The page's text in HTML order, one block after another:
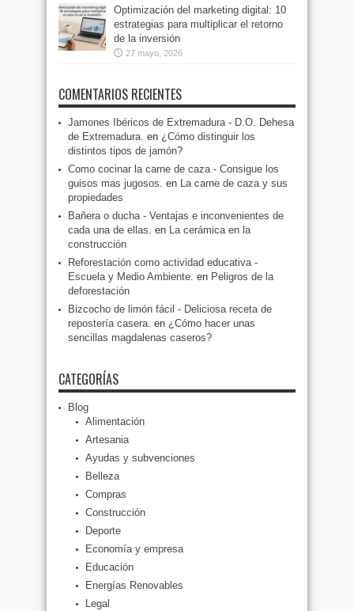
Optimización del marketing digital: 10
estrategias para multiplicar el retorno
de la inversión
27 mayo, 2026
COMENTARIOS RECIENTES
Jamones Ibéricos de Extremadura - D.O. Dehesa
de Extremadura. en ¿Cómo distinguir los
distintos tipos de jamón?
Como cocinar la carne de caza - Consigue los
guisos mas jugosos. en La carne de caza y sus
propiedades
Bañera o ducha - Ventajas e inconvenientes de
cada una de ellas. en La cerámica en la
construcción
Reforestación como actividad educativa -
Escuela y Medio Ambiente. en Peligros de la
deforestación
Bizcocho de limón fácil - Deliciosa receta de
repostería casera. en ¿Cómo hacer unas
sencillas magdalenas caseros?
CATEGORÍAS
Blog
Alimentación
Artesania
Ayudas y subvenciones
Belleza
Compras
Construcción
Deporte
Economía y empresa
Educación
Energías Renovables
Legal